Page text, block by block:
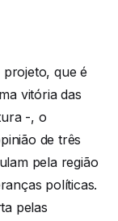
que é
vitória das
-, o
de três
pela região
políticas.
pelas